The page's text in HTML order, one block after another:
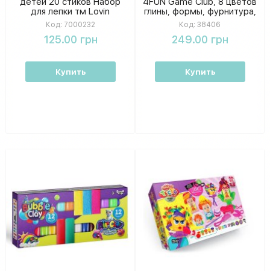
для лепки тм Lovin
Код: 7000232
125.00 грн
Купить
глины, формы, фурнитура,
цепочка, эластичный
шнур, в коробке 38406
Код: 38406
249.00 грн
Купить